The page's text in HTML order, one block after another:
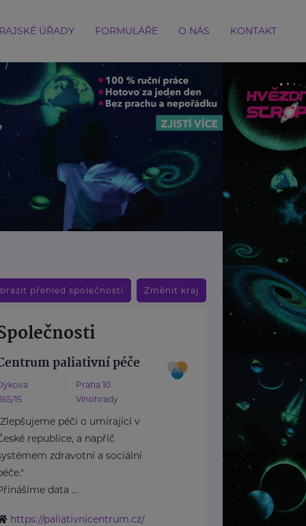
ÚŘADY FORMULÁŘE O NÁS KONTAKT
přehled společností Změnit kraj
paliativní péče
15
Praha 10
Vinohrady
péči o umírající v
republice, a napříč
zdravotní a sociální
data ...
https://paliativnicentrum.cz/